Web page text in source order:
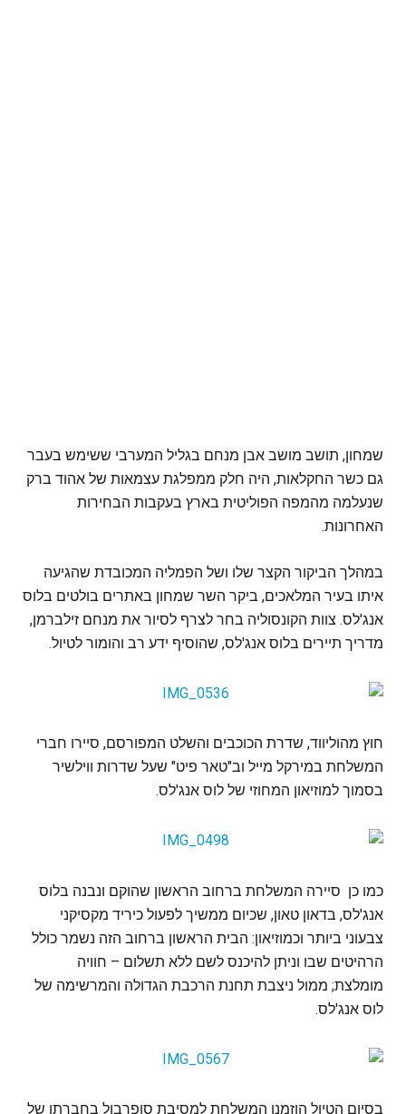
שמחון, תושב מושב אבן מנחם בגליל המערבי ששימש בעבר
גם כשר החקלאות, היה חלק ממפלגת עצמאות של אהוד ברק
שנעלמה מהמפה הפוליטית בארץ בעקבות הבחירות
האחרונות.
במהלך הביקור הקצר שלו ושל הפמליה המכובדת שהגיעה
איתו בעיר המלאכים, ביקר השר שמחון באתרים בולטים בלוס
אנג'לס. צוות הקונסוליה בחר לצרף לסיור את מנחם זילברמן,
מדריך תיירים בלוס אנג'לס, שהוסיף ידע רב והומור לטיול.
חוץ מהוליווד, שדרת הכוכבים והשלט המפורסם, סיירו חברי
המשלחת במירקל מייל וב"טאר פיט" שעל שדרות ווילשיר
בסמוך למוזיאון המחוזי של לוס אנג'לס.
כמו כן סיירה המשלחת ברחוב הראשון שהוקם ונבנה בלוס
אנג'לס, בדאון טאון, שכיום ממשיך לפעול כיריד מקסיקני
צבעוני ביותר וכמוזיאון: הבית הראשון ברחוב הזה נשמר כולל
הרהיטים שבו וניתן להיכנס לשם ללא תשלום – חוויה
מומלצת; ממול ניצבת תחנת הרכבת הגדולה והמרשימה של
לוס אנג'לס.
בסיום הטיול הוזמנו המשלחת למסיבת סופרבול בחברתו של